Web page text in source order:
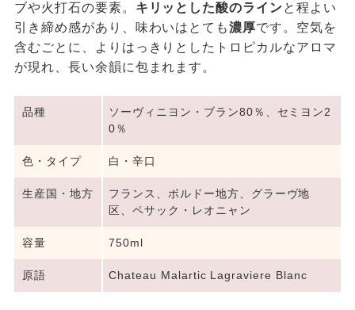
ブや火打石の要素。 キリッとした酸のラインと程よい
引き締め感があり、味わいはとても濃厚です。空気を
含むごとに、よりはっきりとしたトロピカルなアロマ
が現れ、長い余韻に包まれます。
品種
ソーヴィニヨン・ブラン80％、セミヨン2
0％
色・タイプ 白・辛口
生産国・地方
フランス、ボルドー地方、グラーヴ地
区、ペサック・レオニャン
容量 750ml
原語 Chateau Malartic Lagraviere Blanc